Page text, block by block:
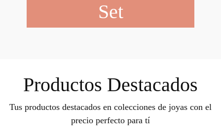
Set
Productos Destacados
Tus productos destacados en colecciones de joyas con el
precio perfecto para tí